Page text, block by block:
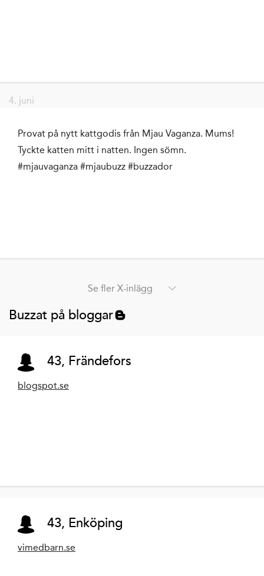
4. juni
Provat på nytt kattgodis från Mjau Vaganza. Mums!
Tyckte katten mitt i natten. Ingen sömn.
#mjauvaganza #mjaubuzz #buzzador
Se fler X-inlägg
Buzzat på bloggar
43, Frändefors
blogspot.se
43, Enköping
vimedbarn.se